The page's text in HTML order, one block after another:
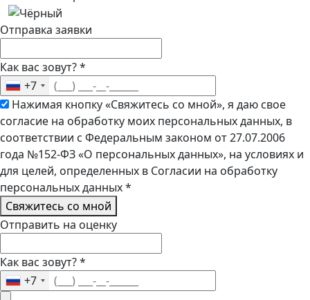
Отправка заявки
Как вас зовут?*
+7
Нажимая кнопку «Свяжитесь со мной», я даю свое
согласие на обработку моих персональных данных, в
соответствии с Федеральным законом от 27.07.2006
года №152-ФЗ «О персональных данных», на условиях и
для целей, определенных в Согласии на обработку
персональных данных*
Свяжитесь со мной
Отправить на оценку
Как вас зовут?*
+7